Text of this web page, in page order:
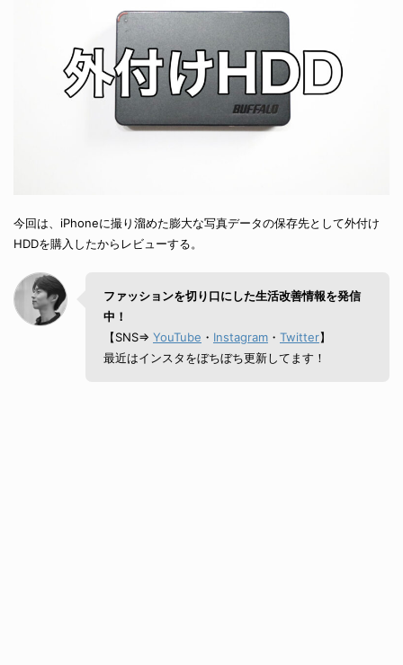
今回は、iPhoneに撮り溜めた膨大な写真データの保存先として外付け
HDDを購入したからレビューする。
ファッションを切り口にした生活改善情報を発信
中！
【SNS⇒ YouTube ・ Instagram ・ Twitter】
最近はインスタをぼちぼち更新してます！